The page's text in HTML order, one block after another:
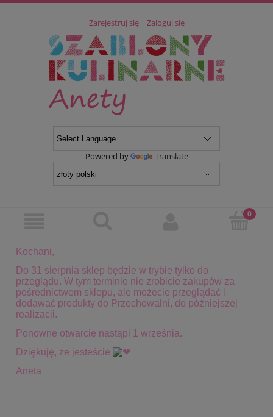
Zarejestruj się Zaloguj się
Powered by Translate
Kochani,
Do 31 sierpnia sklep będzie w trybie tylko do
przeglądu. W tym terminie nie zrobicie zakupów za
pośrednictwem sklepu, ale możecie przeglądać i
dodawać produkty do Przechowalni, do późniejszej
realizacji.
Ponowne otwarcie nastąpi 1 września.
Dziękuję, że jesteście
Aneta